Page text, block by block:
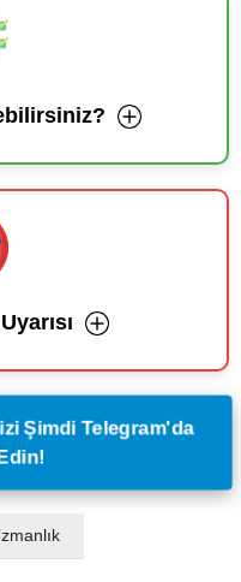
Şimdi Telegram'da